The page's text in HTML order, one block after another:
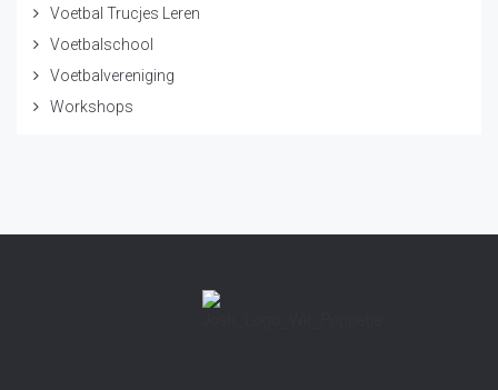
Voetbal Trucjes Leren
Voetbalschool
Voetbalvereniging
Workshops